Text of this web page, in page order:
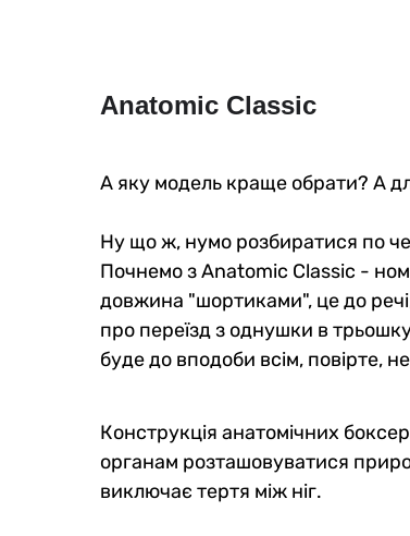
Anatomic Classic
А яку модель краще обрати? А
Ну що ж, нумо розбиратися по
Почнемо з Anatomic Classic -
довжина "шортиками", це до речі,
про переїзд з однушки в
буде до вподоби всім, повірте,
Конструкція анатомічних
органам розташовуватися
виключає тертя між ніг.